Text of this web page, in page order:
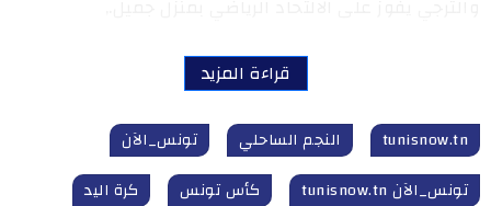
قراءة المزيد
tunisnow.tn النجم الساحلي
تونس_الآن
تونس_الآن tunisnow.tn
كأس تونس كرة اليد